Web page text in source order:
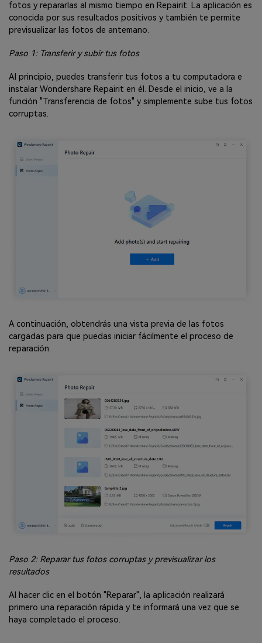
fotos y repararlas al mismo tiempo en Repairit. La aplicación es
conocida por sus resultados positivos y también te permite
previsualizar las fotos de antemano.
Paso 1: Transferir y subir tus fotos
Al principio, puedes transferir tus fotos a tu computadora e
instalar Wondershare Repairit en él. Desde el inicio, ve a la
función "Transferencia de fotos" y simplemente sube tus fotos
corruptas.
A continuación, obtendrás una vista previa de las fotos
cargadas para que puedas iniciar fácilmente el proceso de
reparación.
Paso 2: Reparar tus fotos corruptas y previsualizar los
resultados
Al hacer clic en el botón "Reparar", la aplicación realizará
primero una reparación rápida y te informará una vez que se
haya completado el proceso.